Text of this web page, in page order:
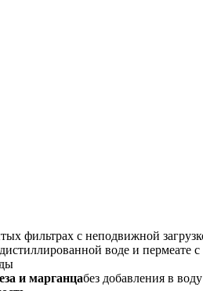
фильтрах с неподвижной
воде и пермеате
и марганцабез добавления в